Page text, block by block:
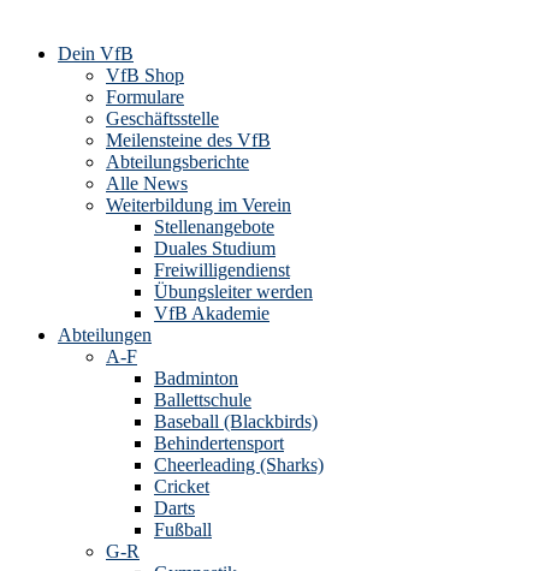
Dein VfB
VfB Shop
Formulare
Geschäftsstelle
Meilensteine des VfB
Abteilungsberichte
Alle News
Weiterbildung im Verein
Stellenangebote
Duales Studium
Freiwilligendienst
Übungsleiter werden
VfB Akademie
Abteilungen
A-F
Badminton
Ballettschule
Baseball (Blackbirds)
Behindertensport
Cheerleading (Sharks)
Cricket
Darts
Fußball
G-R